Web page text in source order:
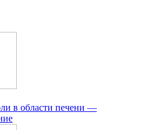
в области печени —